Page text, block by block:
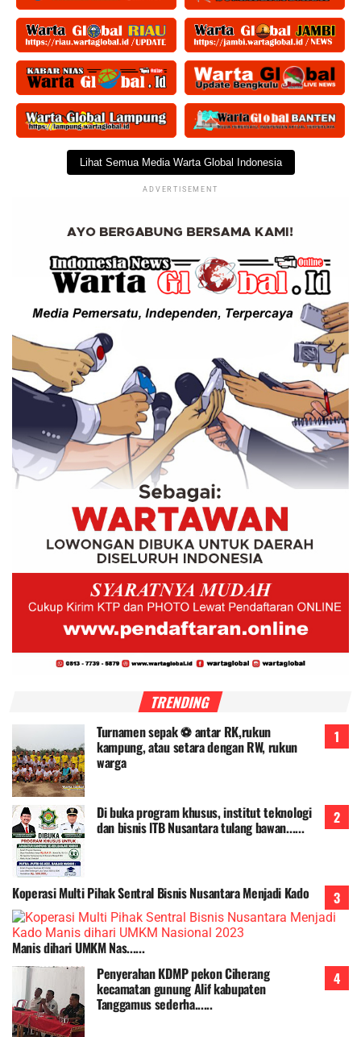
Lihat Semua Media Warta Global Indonesia
ADVERTISEMENT
TRENDING
Turnamen sepak ⚽ antar RK,rukun
kampung, atau setara dengan RW, rukun
warga
Di buka program khusus, institut teknologi
dan bisnis lTB Nusantara tulang bawan......
Koperasi Multi Pihak Sentral Bisnis Nusantara Menjadi Kado
Manis dihari UMKM Nas......
Penyerahan KDMP pekon Ciherang
kecamatan gunung Alif kabupaten
Tanggamus sederha......